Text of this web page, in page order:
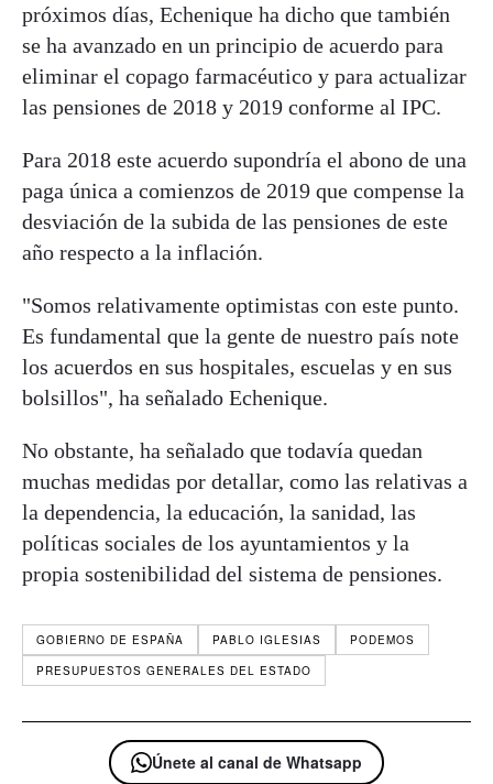
próximos días, Echenique ha dicho que también
se ha avanzado en un principio de acuerdo para
eliminar el copago farmacéutico y para actualizar
las pensiones de 2018 y 2019 conforme al IPC.
Para 2018 este acuerdo supondría el abono de una
paga única a comienzos de 2019 que compense la
desviación de la subida de las pensiones de este
año respecto a la inflación.
"Somos relativamente optimistas con este punto.
Es fundamental que la gente de nuestro país note
los acuerdos en sus hospitales, escuelas y en sus
bolsillos", ha señalado Echenique.
No obstante, ha señalado que todavía quedan
muchas medidas por detallar, como las relativas a
la dependencia, la educación, la sanidad, las
políticas sociales de los ayuntamientos y la
propia sostenibilidad del sistema de pensiones.
GOBIERNO DE ESPAÑA PABLO IGLESIAS
PODEMOS
PRESUPUESTOS GENERALES DEL ESTADO
Únete al canal de Whatsapp